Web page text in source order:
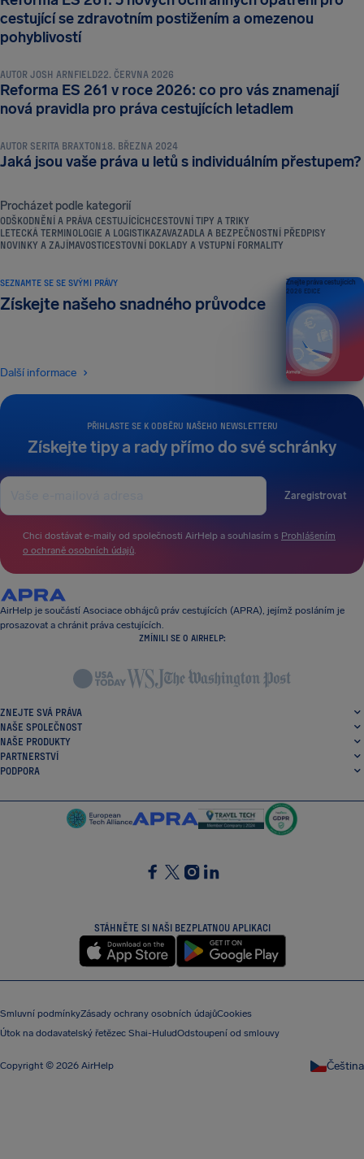
cestující se zdravotním postižením a omezenou
pohyblivostí
ODŠKODNĚNÍ A PRÁVA CESTUJÍCÍCH
AUTOR JOSH ARNFIELD22. ČERVNA 2026
Reforma ES 261 v roce 2026: co pro vás znamenají
nová pravidla pro práva cestujících letadlem
ODŠKODNĚNÍ A PRÁVA CESTUJÍCÍCH
AUTOR SERITA BRAXTON18. BŘEZNA 2024
Jaká jsou vaše práva u letů s individuálním přestupem?
Procházet podle kategorií
ODŠKODNĚNÍ A PRÁVA CESTUJÍCÍCHCESTOVNÍ TIPY A TRIKY
LETECKÁ TERMINOLOGIE A LOGISTIKAZAVAZADLA A BEZPEČNOSTNÍ PŘEDPISY
NOVINKY A ZAJÍMAVOSTICESTOVNÍ DOKLADY A VSTUPNÍ FORMALITY
PŘIHLASTE SE K ODBĚRU NAŠEHO NEWSLETTERU
Získejte tipy a rady přímo do své schránky
Zaregistrovat
Chci dostávat e-maily od společnosti AirHelp a souhlasím s Prohlášením
o ochraně osobních údajů.
SEZNAMTE SE SE SVÝMI PRÁVY
Získejte našeho snadného průvodce
Další informace
Znejte práva cestujících
2026 EDICE
AirHelp je součástí Asociace obhájců práv cestujících (APRA), jejímž posláním je
prosazovat a chránit práva cestujících.
ZMÍNILI SE O AIRHELP:
ZNEJTE SVÁ PRÁVA
NAŠE SPOLEČNOST
NAŠE PRODUKTY
PARTNERSTVÍ
PODPORA
STÁHNĚTE SI NAŠI BEZPLATNOU APLIKACI
Smluvní podmínkyZásady ochrany osobních údajůCookies
Útok na dodavatelský řetězec Shai-HuludOdstoupení od smlouvy
Copyright © 2026 AirHelp Čeština